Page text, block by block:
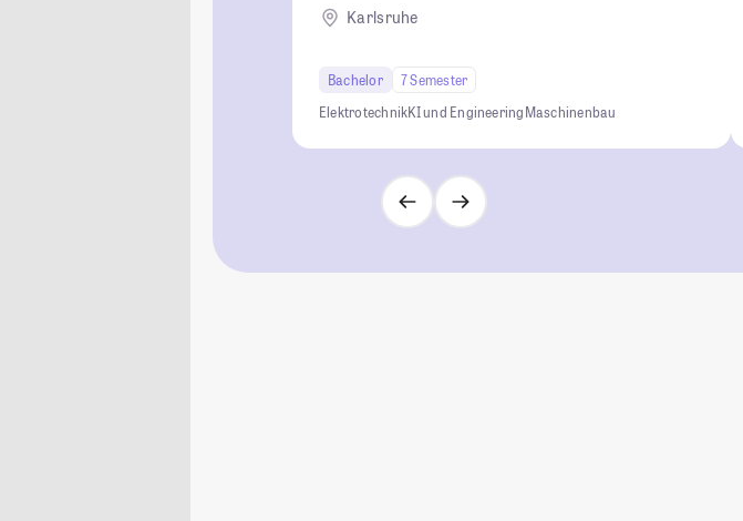
Karlsruhe
Bachelor
7 Semester
ElektrotechnikKI und EngineeringMaschinenbau